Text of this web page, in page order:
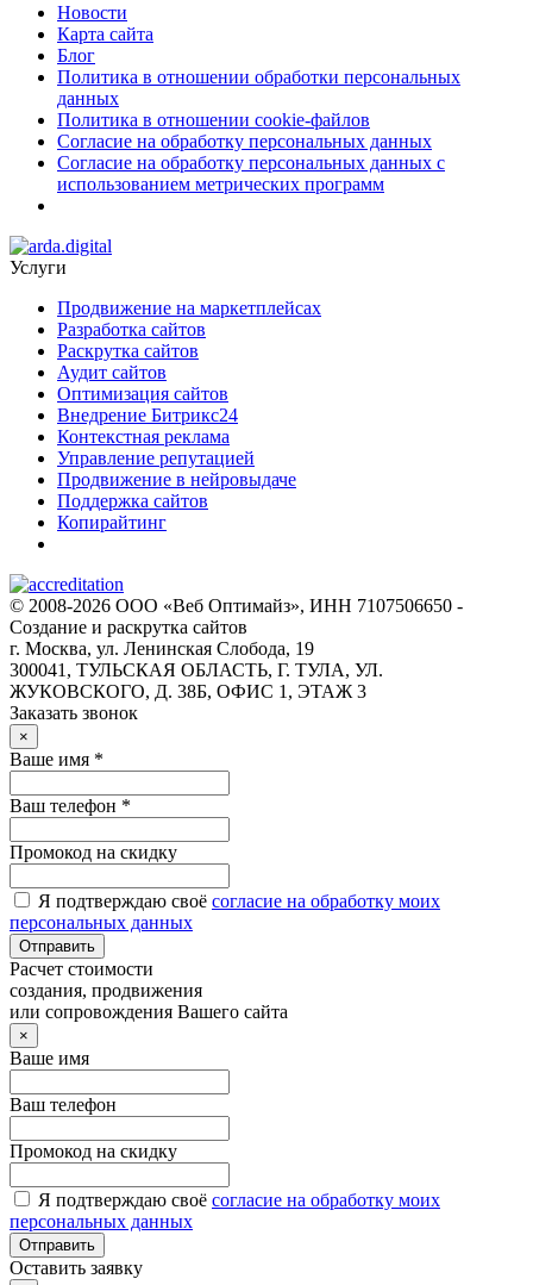
Новости
Карта сайта
Блог
Политика в отношении обработки персональных
данных
Политика в отношении cookie-файлов
Согласие на обработку персональных данных
Согласие на обработку персональных данных с
использованием метрических программ
Услуги
Продвижение на маркетплейсах
Разработка сайтов
Раскрутка сайтов
Аудит сайтов
Оптимизация сайтов
Внедрение Битрикс24
Контекстная реклама
Управление репутацией
Продвижение в нейровыдаче
Поддержка сайтов
Копирайтинг
© 2008-2026 ООО «Веб Оптимайз», ИНН 7107506650 -
Создание и раскрутка сайтов
г. Москва, ул. Ленинская Слобода, 19
300041, ТУЛЬСКАЯ ОБЛАСТЬ, Г. ТУЛА, УЛ.
ЖУКОВСКОГО, Д. 38Б, ОФИС 1, ЭТАЖ 3
Заказать звонок
×
Ваше имя *
Ваш телефон *
Промокод на скидку
Я подтверждаю своё согласие на обработку моих
персональных данных
Отправить
Расчет стоимости
создания, продвижения
или сопровождения Вашего сайта
×
Ваше имя
Ваш телефон
Промокод на скидку
Я подтверждаю своё согласие на обработку моих
персональных данных
Отправить
Оставить заявку